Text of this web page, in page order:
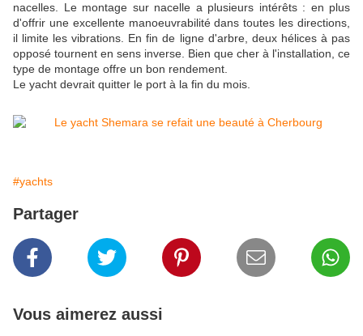
nacelles. Le montage sur nacelle a plusieurs intérêts : en plus
d'offrir une excellente manoeuvrabilité dans toutes les directions,
il limite les vibrations. En fin de ligne d'arbre, deux hélices à pas
opposé tournent en sens inverse. Bien que cher à l'installation, ce
type de montage offre un bon rendement.
Le yacht devrait quitter le port à la fin du mois.
#yachts
Partager
Vous aimerez aussi